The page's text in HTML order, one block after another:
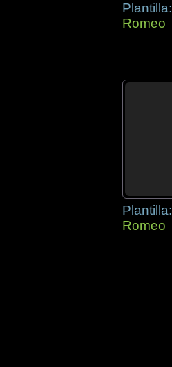
Plantilla:
Romeo
Plantilla:
Romeo